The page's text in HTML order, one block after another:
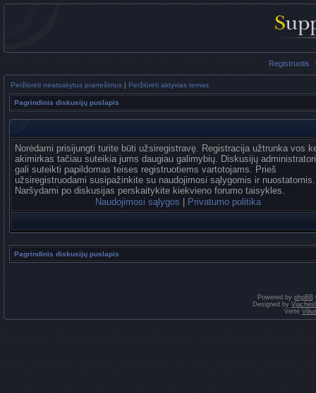
Registruotis
Peržiūrėti neatsakytus pranešimus | Peržiūrėti aktyvias temas
Pagrindinis diskusijų puslapis
Norėdami prisijungti turite būti užsiregistravę. Registracija užtrunka vos
akimirkas tačiau suteikia jums daugiau galimybių. Diskusijų
gali suteikti papildomas teises registruotiems vartotojams. Prieš
užsiregistruodami susipažinkite su naudojimosi sąlygomis ir nuostatomis.
Naršydami po diskusijas perskaitykite kiekvieno forumo taisykles.
Naudojimosi sąlygos
Privatumo politika
Pagrindinis diskusijų puslapis
Powered by phpBB
Designed by
Vertė